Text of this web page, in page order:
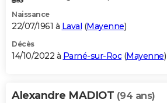
Naissance
22/07/1961 à Laval (Mayenne)
Décès
14/10/2022 à Parné-sur-Roc(Mayenne)
Alexandre MADIOT (94 ans)